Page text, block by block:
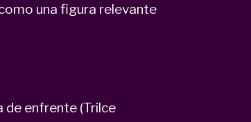
una figura relevante
de enfrente (Trilce